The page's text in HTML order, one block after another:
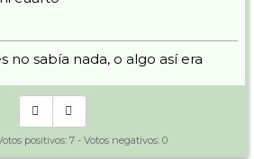
no sabía nada, o algo así era
positivos: 7 - Votos negativos: 0